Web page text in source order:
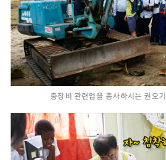
중장비 관련업을 종사하시는 권오